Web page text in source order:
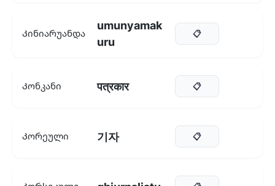
Კინიარუანდა
umunyamak
uru
📋
Კონკანი पत्रकार 📋
Კორეული 기자 📋